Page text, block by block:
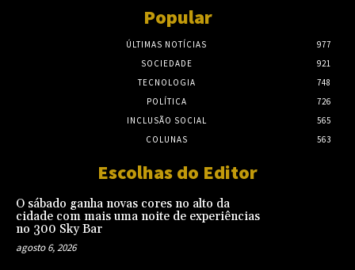
Popular
ÚLTIMAS NOTÍCIAS
977
SOCIEDADE
921
TECNOLOGIA
748
POLÍTICA
726
INCLUSÃO SOCIAL
565
COLUNAS
563
Escolhas do Editor
O sábado ganha novas cores no alto da
cidade com mais uma noite de experiências
no 300 Sky Bar
agosto 6, 2026